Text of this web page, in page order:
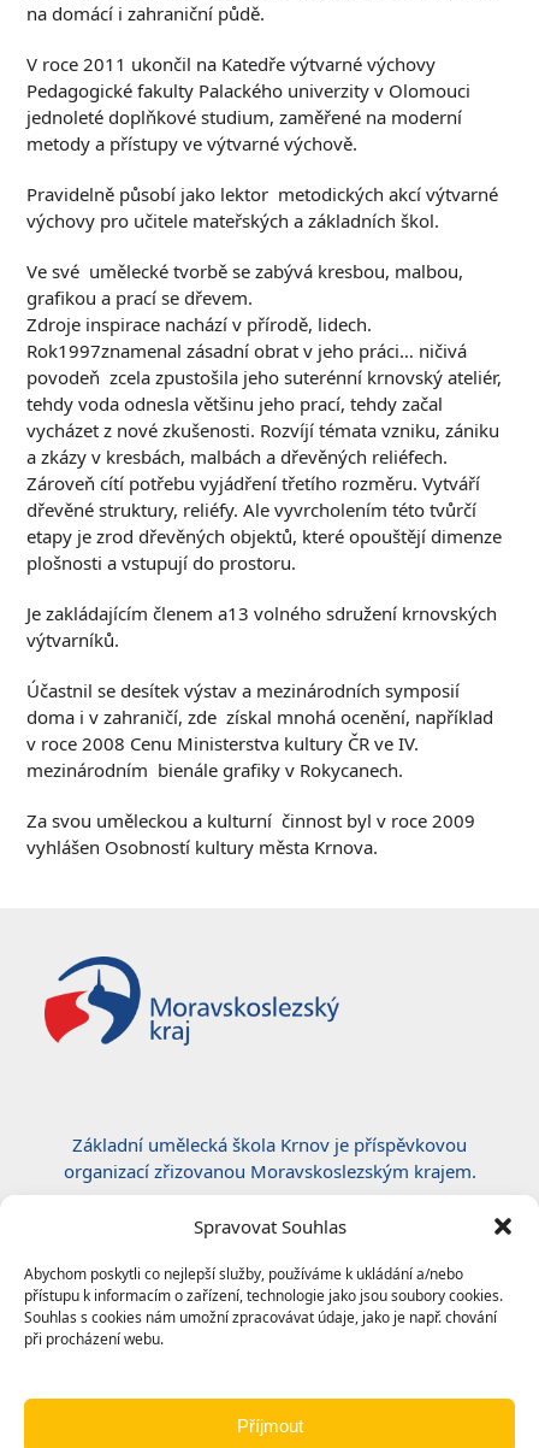
Spravovat Souhlas
Abychom poskytli co nejlepší služby, používáme k ukládání a/nebo
přístupu k informacím o zařízení, technologie jako jsou soubory cookies.
Souhlas s cookies nám umožní zpracovávat údaje, jako je např. chování
při procházení webu.
Příjmout
na domácí i zahraniční půdě.
V roce 2011 ukončil na Katedře výtvarné výchovy
Pedagogické fakulty Palackého univerzity v Olomouci
jednoleté doplňkové studium, zaměřené na moderní
metody a přístupy ve výtvarné výchově.
Pravidelně působí jako lektor metodických akcí výtvarné
výchovy pro učitele mateřských a základních škol.
Ve své umělecké tvorbě se zabývá kresbou, malbou,
grafikou a prací se dřevem.
Zdroje inspirace nachází v přírodě, lidech.
Rok1997znamenal zásadní obrat v jeho práci… ničivá
povodeň zcela zpustošila jeho suterénní krnovský ateliér,
tehdy voda odnesla většinu jeho prací, tehdy začal
vycházet z nové zkušenosti. Rozvíjí témata vzniku, zániku
a zkázy v kresbách, malbách a dřevěných reliéfech.
Zároveň cítí potřebu vyjádření třetího rozměru. Vytváří
dřevěné struktury, reliéfy. Ale vyvrcholením této tvůrčí
etapy je zrod dřevěných objektů, které opouštějí dimenze
plošnosti a vstupují do prostoru.
Je zakládajícím členem a13 volného sdružení krnovských
výtvarníků.
Účastnil se desítek výstav a mezinárodních symposií
doma i v zahraničí, zde získal mnohá ocenění, například
v roce 2008 Cenu Ministerstva kultury ČR ve IV.
mezinárodním bienále grafiky v Rokycanech.
Za svou uměleckou a kulturní činnost byl v roce 2009
vyhlášen Osobností kultury města Krnova.
Základní umělecká škola Krnov je příspěvkovou
organizací zřizovanou Moravskoslezským krajem.
Certifikace ČSN EN ISO 50001:2019